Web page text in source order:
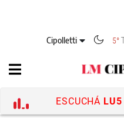
Cipolletti 5°
ESCUCHÁ LU5